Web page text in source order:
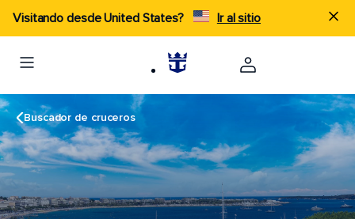
Visitando desde United States? Ir al sitio
Buscador de cruceros